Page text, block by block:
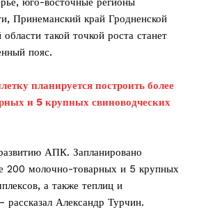
Принеманский край Гродненской
такой точкой роста станет
пояс.
планируется построить более
и 5 крупных свиноводческих
АПК. Запланировано
200 молочно-товарных и 5 крупных
а также теплиц и
Александр Турчин.